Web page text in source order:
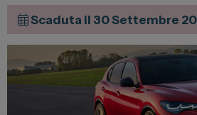
Jeep
Opel
Citroen
Scaduta il 30 Settembre